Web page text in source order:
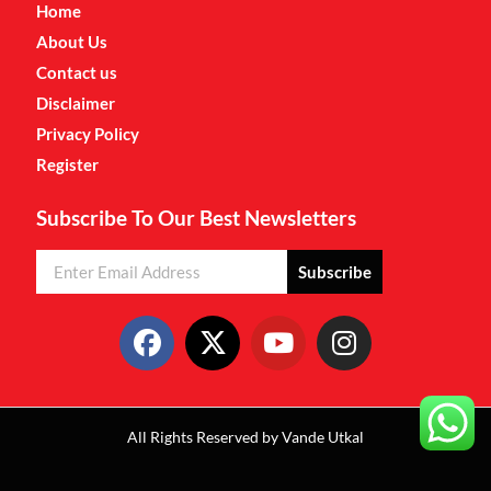
Home
About Us
Contact us
Disclaimer
Privacy Policy
Register
Subscribe To Our Best Newsletters
Subscribe
All Rights Reserved by Vande Utkal